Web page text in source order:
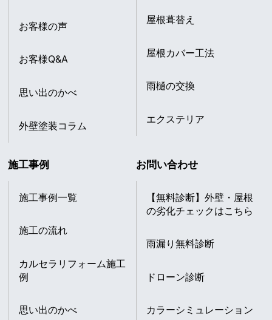
お客様の声
お客様Q&A
思い出のかべ
外壁塗装コラム
屋根葺替え
屋根カバー工法
雨樋の交換
エクステリア
施工事例
施工事例一覧
施工の流れ
カルセラリフォーム施工
例
思い出のかべ
お問い合わせ
【無料診断】外壁・屋根
の劣化チェックはこちら
雨漏り無料診断
ドローン診断
カラーシミュレーション